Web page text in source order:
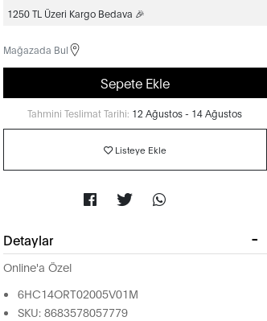
1250 TL Üzeri Kargo Bedava 🎉
Mağazada Bul
Sepete Ekle
Tahmini Teslimat Tarihi: 12 Ağustos - 14 Ağustos
Listeye Ekle
Detaylar
Online'a Özel
6HC14ORT02005V01M
SKU: 8683578057779